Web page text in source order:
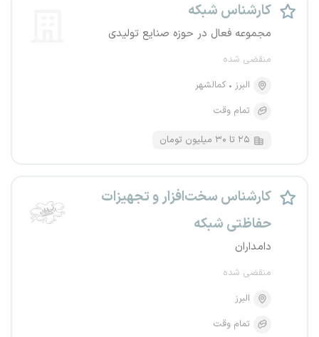
کارشناس شبکه
مجموعه فعال در حوزه صنایع تولیدی
منقضی شده
البرز
کمالشهر
تمام وقت
۲۵ تا ۳۰ میلیون تومان
کارشناس سخت‌افزار و تجهیزات
حفاظتی شبکه
دامداران
منقضی شده
البرز
تمام وقت